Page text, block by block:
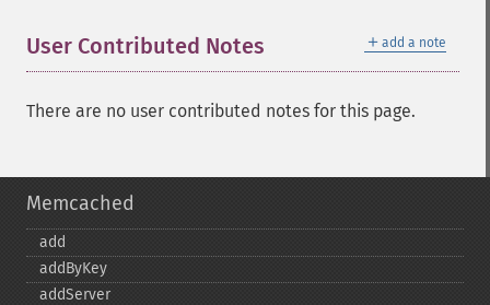
＋ add a note
User Contributed Notes
There are no user contributed notes for this page.
Memcached
add
addByKey
addServer